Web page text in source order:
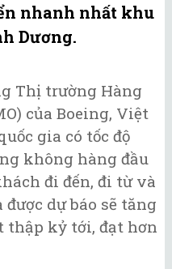
nhanh nhất khu
Dương.
Thị trường Hàng
của Boeing, Việt
gia có tốc độ
không hàng đầu
đi đến, đi từ và
dự báo sẽ tăng
thập kỷ tới, đạt hơn